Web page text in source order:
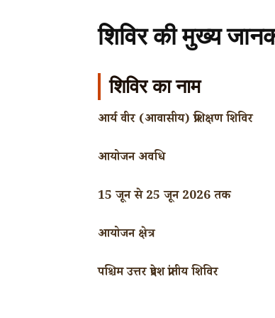
शिविर की मुख्य
शिविर का नाम
आर्य वीर (आवासीय) प्रशिक्षण शिविर
आयोजन अवधि
15 जून से 25 जून 2026 तक
आयोजन क्षेत्र
पश्चिम उत्तर प्रदेश प्रांतीय शिविर